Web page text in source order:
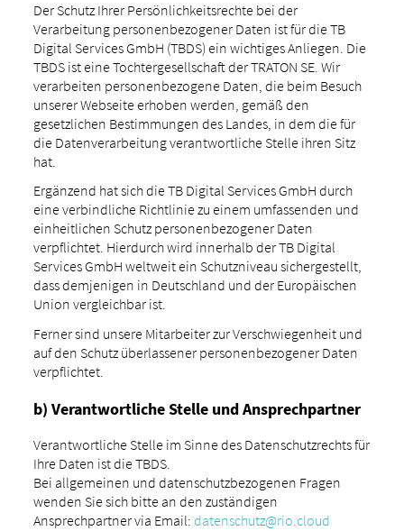
Der Schutz Ihrer Persönlichkeitsrechte bei der
Verarbeitung personenbezogener Daten ist für die TB
Digital Services GmbH (TBDS) ein wichtiges Anliegen. Die
TBDS ist eine Tochtergesellschaft der TRATON SE. Wir
verarbeiten personenbezogene Daten, die beim Besuch
unserer Webseite erhoben werden, gemäß den
gesetzlichen Bestimmungen des Landes, in dem die für
die Datenverarbeitung verantwortliche Stelle ihren Sitz
hat.
Ergänzend hat sich die TB Digital Services GmbH durch
eine verbindliche Richtlinie zu einem umfassenden und
einheitlichen Schutz personenbezogener Daten
verpflichtet. Hierdurch wird innerhalb der TB Digital
Services GmbH weltweit ein Schutzniveau sichergestellt,
dass demjenigen in Deutschland und der Europäischen
Union vergleichbar ist.
Ferner sind unsere Mitarbeiter zur Verschwiegenheit und
auf den Schutz überlassener personenbezogener Daten
verpflichtet.
b) Verantwortliche Stelle und Ansprechpartner
Verantwortliche Stelle im Sinne des Datenschutzrechts für
Ihre Daten ist die TBDS.
Bei allgemeinen und datenschutzbezogenen Fragen
wenden Sie sich bitte an den zuständigen
Ansprechpartner via Email: datenschutz@rio.cloud